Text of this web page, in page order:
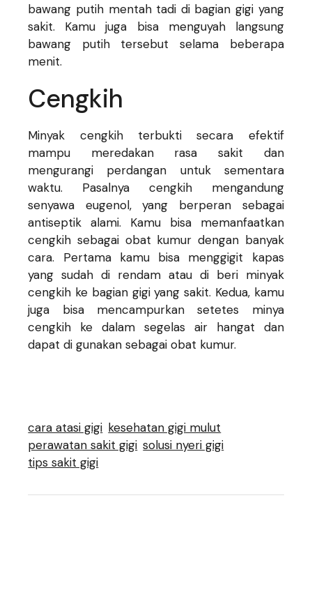
bawang putih mentah tadi di bagian gigi yang
sakit. Kamu juga bisa menguyah langsung
bawang putih tersebut selama beberapa
menit.
Cengkih
Minyak cengkih terbukti secara efektif
mampu meredakan rasa sakit dan
mengurangi perdangan untuk sementara
waktu. Pasalnya cengkih mengandung
senyawa eugenol, yang berperan sebagai
antiseptik alami. Kamu bisa memanfaatkan
cengkih sebagai obat kumur dengan banyak
cara. Pertama kamu bisa menggigit kapas
yang sudah di rendam atau di beri minyak
cengkih ke bagian gigi yang sakit. Kedua, kamu
juga bisa mencampurkan setetes minya
cengkih ke dalam segelas air hangat dan
dapat di gunakan sebagai obat kumur.
cara atasi gigi kesehatan gigi mulut
perawatan sakit gigi solusi nyeri gigi
tips sakit gigi